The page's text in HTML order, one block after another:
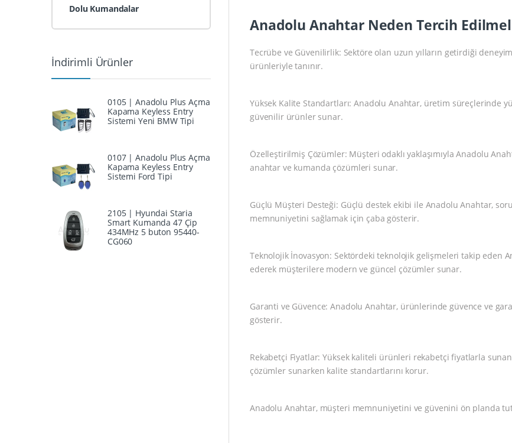
Anadolu Anahtar Neden Tercih
Tecrübe ve Güvenilirlik: Sektöre olan uzun yılların getirdiği
ürünleriyle tanınır.
Yüksek Kalite Standartları: Anadolu Anahtar, üretim süreçlerinde
güvenilir ürünler sunar.
Özelleştirilmiş Çözümler: Müşteri odaklı yaklaşımıyla Anadolu
anahtar ve kumanda çözümleri sunar.
Güçlü Müşteri Desteği: Güçlü destek ekibi ile Anadolu Anahtar,
memnuniyetini sağlamak için çaba gösterir.
Teknolojik İnovasyon: Sektördeki teknolojik gelişmeleri takip
ederek müşterilere modern ve güncel çözümler sunar.
Garanti ve Güvence: Anadolu Anahtar, ürünlerinde güvence ve
gösterir.
Rekabetçi Fiyatlar: Yüksek kaliteli ürünleri rekabetçi fiyatlarla
çözümler sunarken kalite standartlarını korur.
Anadolu Anahtar, müşteri memnuniyetini ve güvenini ön planda
Dolu Kumandalar
İndirimli Ürünler
0105 | Anadolu Plus Açma
Kapama Keyless Entry
Sistemi Yeni BMW Tipi
0107 | Anadolu Plus Açma
Kapama Keyless Entry
Sistemi Ford Tipi
2105 | Hyundai Staria
Smart Kumanda 47 Çip
434MHz 5 buton 95440-
CG060